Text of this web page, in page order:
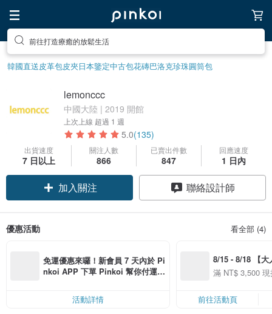
前往打造療癒的放鬆生活
韓國直送皮革包皮夾日本鑒定中古包花磚巴洛克珍珠圓筒包
lemonccc
中國大陸 | 2019 開館
上次上線 超過 1 週
5.0(135)
出貨速度
7 日以上
關注人數
866
已賣出件數
847
回應速度
1 日內
加入關注 聯絡設計師
優惠活動 看全部 (4)
免運優惠來囉！新會員 7 天內於 Pi
nkoi APP 下單 Pinkoi 幫你付運
活動詳情
8/15 - 8/18 【大
季】滿
50
滿 NT$ 3,500
前往活動頁